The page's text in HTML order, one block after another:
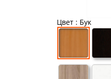
Цвет : Бук